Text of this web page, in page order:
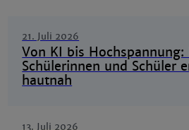
21. Juli 2026
Von KI bis
Schülerinnen und Schüler
hautnah
13. Juli 2026